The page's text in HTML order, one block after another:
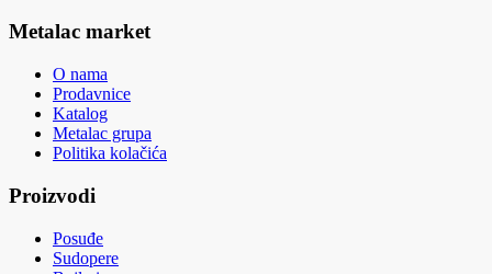
Metalac market
O nama
Prodavnice
Katalog
Metalac grupa
Politika kolačića
Proizvodi
Posuđe
Sudopere